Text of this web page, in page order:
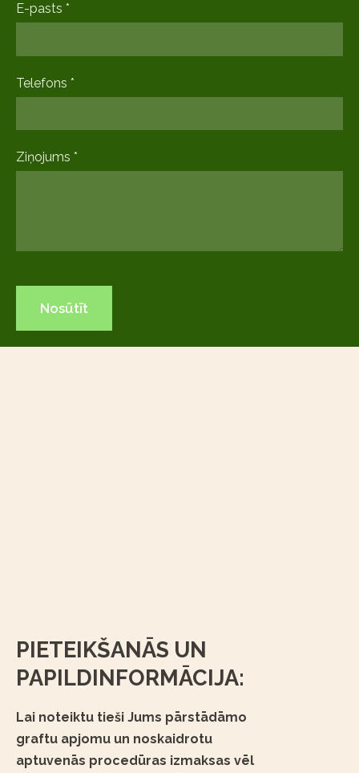
E-pasts *
Telefons *
Ziņojums *
PIETEIKŠANĀS UN
PAPILDINFORMĀCIJA:
Lai noteiktu tieši Jums pārstādāmo
graftu apjomu un noskaidrotu
aptuvenās procedūras izmaksas vēl